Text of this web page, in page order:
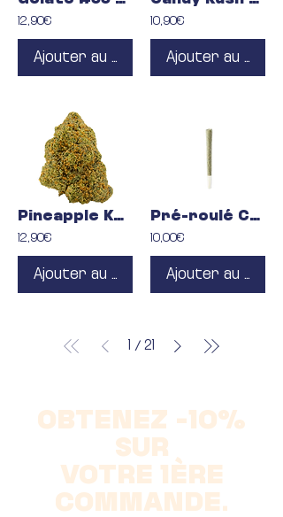
12,90€
Ajouter au panier
10,90€
Ajouter au panier
Pineapple Kush CBC
12,90€
Ajouter au panier
Pré-roulé CBC
10,00€
Ajouter au panier
/ 21
OBTENEZ -10%
SUR
VOTRE 1ÈRE
COMMANDE.